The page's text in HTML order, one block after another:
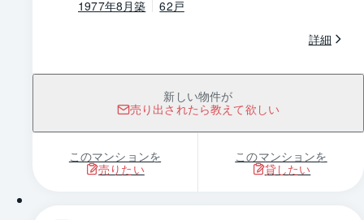
1977年8月築 62戸
詳細
新しい物件が
売り出されたら教えて欲しい
このマンションを
売りたい
このマンションを
貸したい